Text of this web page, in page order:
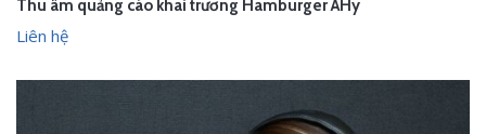
Thu âm quảng cáo khai trương Hamburger AHy
Liên hệ